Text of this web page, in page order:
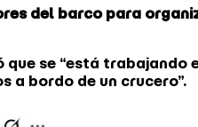
del barco para
se “está trabajando
a bordo de un crucero”.